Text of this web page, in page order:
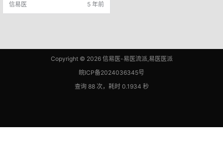
信易医 5 年前
Copyright © 2026信易医-易医流派,易医医派
皖ICP备2024036345号
查询 88 次，耗时 0.1934 秒